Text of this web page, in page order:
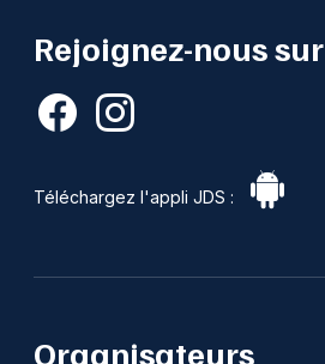
Rejoignez-nous sur
Téléchargez l'appli JDS :
Organisateurs